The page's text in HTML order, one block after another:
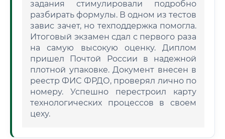
задания стимулировали подробно
разбирать формулы. В одном из тестов
завис зачет, но техподдержка помогла.
Итоговый экзамен сдал с первого раза
на самую высокую оценку. Диплом
пришел Почтой России в надежной
плотной упаковке. Документ внесен в
реестр ФИС ФРДО, проверял лично по
номеру. Успешно перестроил карту
технологических процессов в своем
цеху.